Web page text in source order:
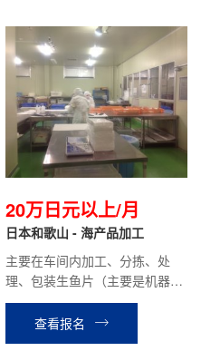
20万日元以上/月
日本和歌山 - 海产品加工
主要在车间内加工、分拣、处
理、包装生鱼片（主要是机器片
鱼片、少量手工）
查看报名